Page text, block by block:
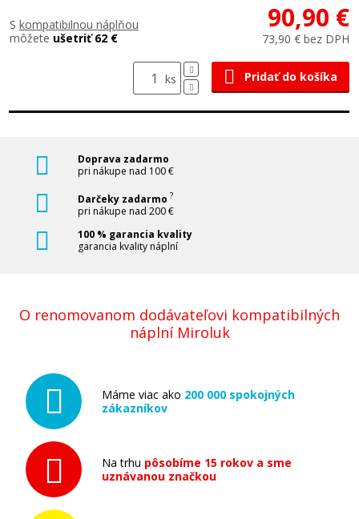
S kompatibilnou náplňou
môžete ušetriť 62 €
90,90 €
73,90 € bez DPH
ks Pridať do košíka
Doprava zadarmo
pri nákupe nad 100 €
Darčeky zadarmo ?
pri nákupe nad 200 €
100 % garancia kvality
garancia kvality náplní
O renomovanom dodávateľovi kompatibilných
náplní Miroluk
Máme viac ako 200 000 spokojných
zákazníkov
Na trhu pôsobíme 15 rokov a sme
uznávanou značkou